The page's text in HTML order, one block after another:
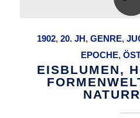
1902, 20. JH, GENRE,
EPOCHE,
EISBLUMEN,